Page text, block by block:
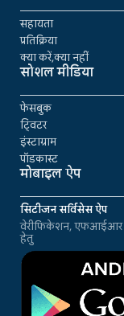
सहायता
प्रतिक्रिया
क्या करें,क्या नहीं
सोशल मीडिया
फेसबुक
ट्विटर
इंस्टाग्राम
पॉडकास्ट
मोबाइल ऐप
सिटीजन सर्विसेस ऐप
वेरीफिकेशन, एफआईआर
हेतु